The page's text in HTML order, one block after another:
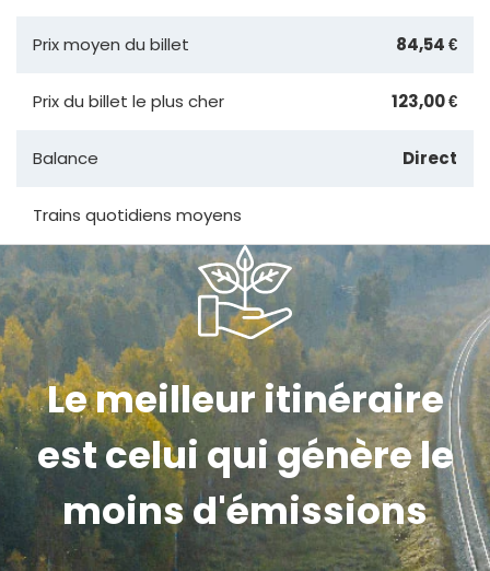
Prix moyen du billet 84,54 €
Prix du billet le plus cher 123,00 €
Balance Direct
Trains quotidiens moyens
Le meilleur itinéraire
est celui qui génère le
moins d'émissions